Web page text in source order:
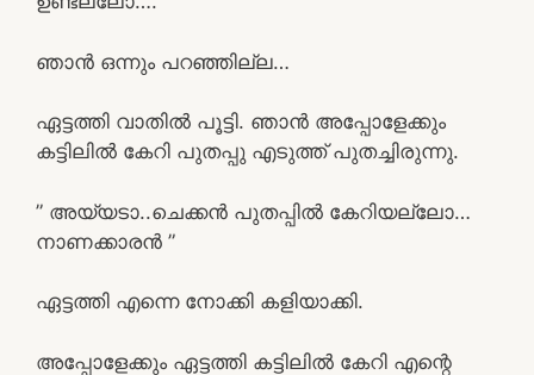
ഞാൻ ഒന്നും പറഞ്ഞില്ല…
ഏട്ടത്തി വാതിൽ പൂട്ടി. ഞാൻ അപ്പോളേക്കും
കട്ടിലിൽ കേറി പുതപ്പു എടുത്ത് പുതച്ചിരുന്നു.
” അയ്യടാ..ചെക്കൻ പുതപ്പിൽ കേറിയല്ലോ…
നാണക്കാരൻ ”
ഏട്ടത്തി എന്നെ നോക്കി കളിയാക്കി.
അപ്പോളേക്കും ഏട്ടത്തി കട്ടിലിൽ കേറി എന്റെ